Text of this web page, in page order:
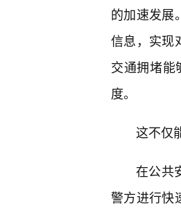
的加速发展
信息，实现
交通拥堵能
度。
这不仅
在公共
警方进行快